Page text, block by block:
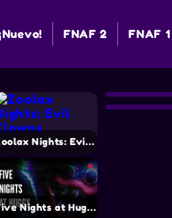
FNAF 2 FNAF 1
Zoolax Nights: Evil Clowns
Five Nights at Huggy